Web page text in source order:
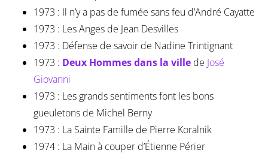
1973 : Il n’y a pas de fumée sans feu d’André Cayatte
1973 : Les Anges de Jean Desvilles
1973 : Défense de savoir de Nadine Trintignant
1973 : Deux Hommes dans la ville de José
Giovanni
1973 : Les grands sentiments font les bons
gueuletons de Michel Berny
1973 : La Sainte Famille de Pierre Koralnik
1974 : La Main à couper d’Étienne Périer